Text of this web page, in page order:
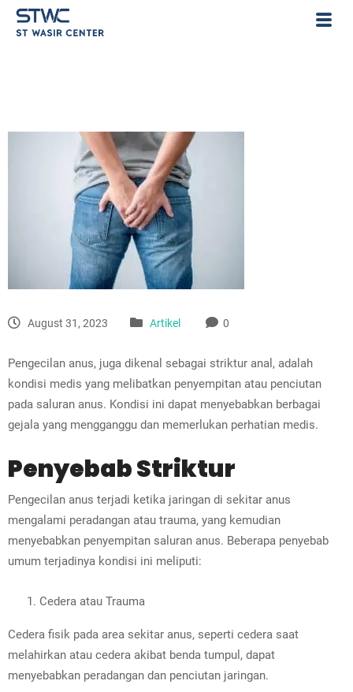
August 31, 2023 Artikel 0
Pengecilan anus, juga dikenal sebagai striktur anal, adalah
kondisi medis yang melibatkan penyempitan atau penciutan
pada saluran anus. Kondisi ini dapat menyebabkan berbagai
gejala yang mengganggu dan memerlukan perhatian medis.
Penyebab Striktur
Pengecilan anus terjadi ketika jaringan di sekitar anus
mengalami peradangan atau trauma, yang kemudian
menyebabkan penyempitan saluran anus. Beberapa penyebab
umum terjadinya kondisi ini meliputi:
Cedera atau Trauma
Cedera fisik pada area sekitar anus, seperti cedera saat
melahirkan atau cedera akibat benda tumpul, dapat
menyebabkan peradangan dan penciutan jaringan.